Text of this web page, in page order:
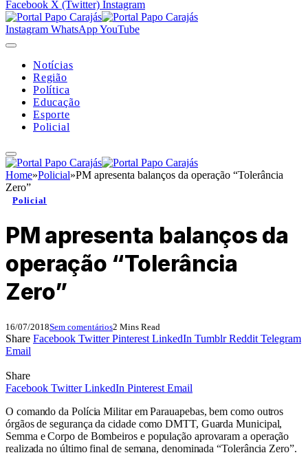
Facebook X (Twitter) Instagram
Instagram WhatsAppYouTube
Notícias
Região
Política
Educação
Esporte
Policial
Home»Policial»PM apresenta balanços da operação “Tolerância
Zero”
Policial
PM apresenta balanços da
operação “Tolerância
Zero”
16/07/2018Sem comentários2 Mins Read
Share Facebook Twitter Pinterest LinkedIn Tumblr Reddit Telegram
Email
Share
Facebook Twitter LinkedIn Pinterest Email
O comando da Polícia Militar em Parauapebas, bem como outros
órgãos de segurança da cidade como DMTT, Guarda Municipal,
Semma e Corpo de Bombeiros e população aprovaram a operação
realizada no último final de semana, denominada “Tolerância Zero”.